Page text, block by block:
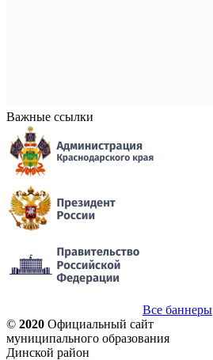
Важные ссылки
Все баннеры
© 2020 Официальный сайт
муниципального образования
Динской район